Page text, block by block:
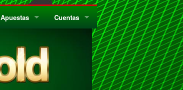
Apuestas
¿Qué es el Sistema Parley?
Privacidad
Cuentas